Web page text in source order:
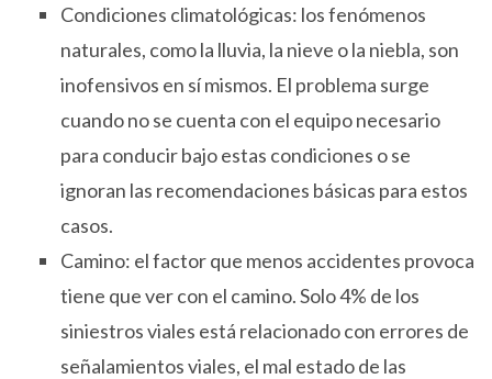
Condiciones climatológicas: los fenómenos
naturales, como la lluvia, la nieve o la niebla, son
inofensivos en sí mismos. El problema surge
cuando no se cuenta con el equipo necesario
para conducir bajo estas condiciones o se
ignoran las recomendaciones básicas para estos
casos.
Camino: el factor que menos accidentes provoca
tiene que ver con el camino. Solo 4% de los
siniestros viales está relacionado con errores de
señalamientos viales, el mal estado de las